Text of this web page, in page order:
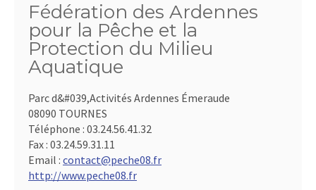
Fédération des Ardennes
pour la Pêche et la
Protection du Milieu
Aquatique
Parc d&#039,Activités Ardennes Émeraude
08090 TOURNES
Téléphone : 03.24.56.41.32
Fax : 03.24.59.31.11
Email : contact@peche08.fr
http://www.peche08.fr